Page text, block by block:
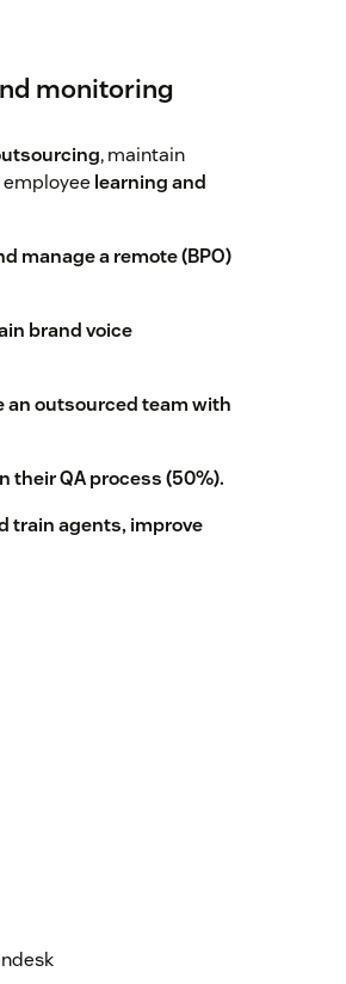
monitoring
, maintain
learning and
manage a remote (BPO)
brand voice
an outsourced team with
their QA process (50%).
train agents, improve